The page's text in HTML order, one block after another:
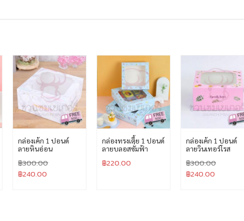
กล่องเค้ก 1 ปอนด์
ลายหินอ่อน
฿300.00
฿240.00
กล่องทรงเตี้ย 1 ปอนด์
ลายบลอสซั่มฟ้า
฿220.00
กล่องเค้ก 1 ปอนด์
ลายวินเทอร์โรส
฿300.00
฿240.00